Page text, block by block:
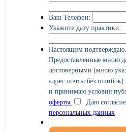
Ваш Телефон:
Укажите дату практики:
Настоящим
Предоставленные мною
достоверными (мною
адрес почты без ошибок)
и принимаю условия
оферты
Даю
персональных данных